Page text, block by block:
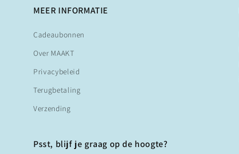
MEER INFORMATIE
Cadeaubonnen
Over MAAKT
Privacybeleid
Terugbetaling
Verzending
Psst, blijf je graag op de hoogte?